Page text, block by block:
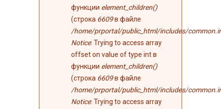
функции element_children()
(строка 6609в файле
/home/prportal/public_html/includes/
Notice: Trying to access array
offset on value of type int в
функции element_children()
(строка 6609в файле
/home/prportal/public_html/includes/
Notice: Trying to access array